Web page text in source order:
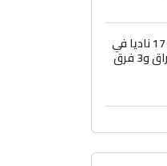
لجنة التراخيص : 17 ناديا في
دوري نجوم العراق و3 فرق